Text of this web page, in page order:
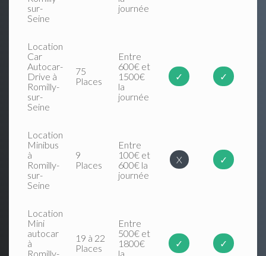
sur-
Seine
journée
Location
Car
Autocar-
Drive à
Romilly-
sur-
Seine
75
Places
Entre
600€ et
1500€
la
journée
✓ ✓
Location
Minibus
à
Romilly-
sur-
Seine
9
Places
Entre
100€ et
600€ la
journée
X ✓
Location
Mini
autocar
à
Romilly-
19 à 22
Places
Entre
500€ et
1800€
la
✓ ✓